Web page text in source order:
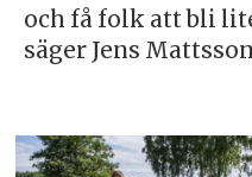
och få folk att bli
säger Jens